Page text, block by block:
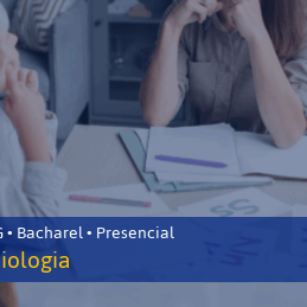
Bacharel • Presencial